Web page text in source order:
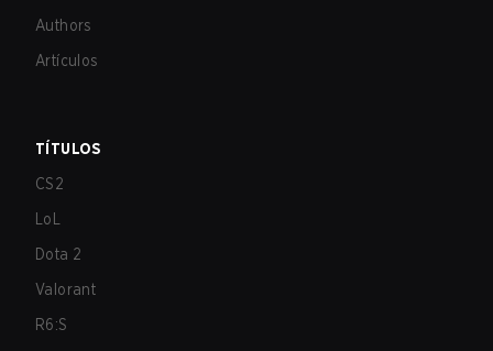
Authors
Artículos
TÍTULOS
CS2
LoL
Dota 2
Valorant
R6:S